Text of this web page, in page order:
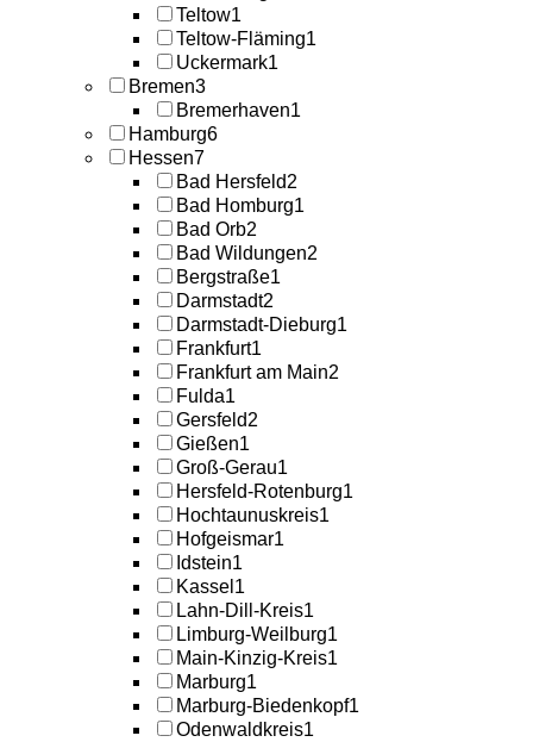
Teltow1
Teltow-Fläming1
Uckermark1
Bremen3
Bremerhaven1
Hamburg6
Hessen7
Bad Hersfeld2
Bad Homburg1
Bad Orb2
Bad Wildungen2
Bergstraße1
Darmstadt2
Darmstadt-Dieburg1
Frankfurt1
Frankfurt am Main2
Fulda1
Gersfeld2
Gießen1
Groß-Gerau1
Hersfeld-Rotenburg1
Hochtaunuskreis1
Hofgeismar1
Idstein1
Kassel 1
Lahn-Dill-Kreis1
Limburg-Weilburg1
Main-Kinzig-Kreis1
Marburg1
Marburg-Biedenkopf1
Odenwaldkreis1